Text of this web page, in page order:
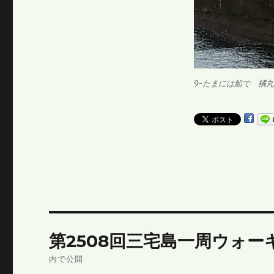
9-たまには船で 橘丸
稿
第2508回三宅島一周ウォー
内で公開